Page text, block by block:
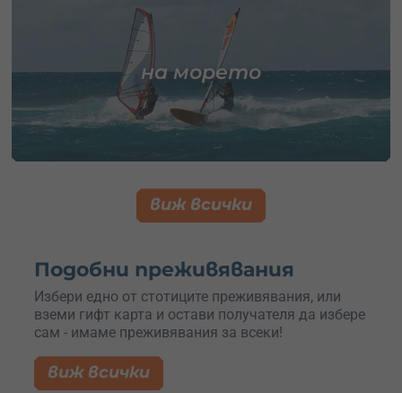
на морето
виж всички
Подобни преживявания
Избери едно от стотиците преживявания, или
вземи гифт карта и остави получателя да избере
сам - имаме преживявания за всеки!
виж всички